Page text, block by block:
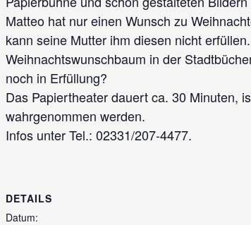
Matteo hat nur einen Wunsch zu
kann seine Mutter ihm diesen nicht
Weihnachtswunschbaum in der
noch in Erfüllung?
Das Papiertheater dauert ca. 30 Minuten,
wahrgenommen werden.
Infos unter Tel.: 02331/207-4477.
DETAILS
Datum: